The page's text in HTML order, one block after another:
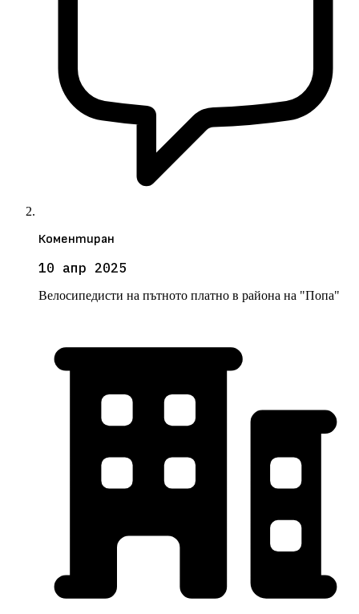
Коментиран
10 апр 2025
Велосипедисти на пътното платно в района на "Попа"